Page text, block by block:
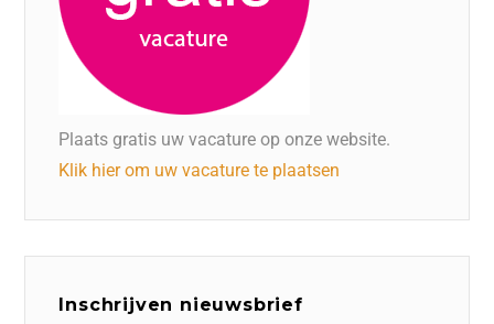
Plaats gratis uw vacature op onze website.
Klik hier om uw vacature te plaatsen
Inschrijven nieuwsbrief